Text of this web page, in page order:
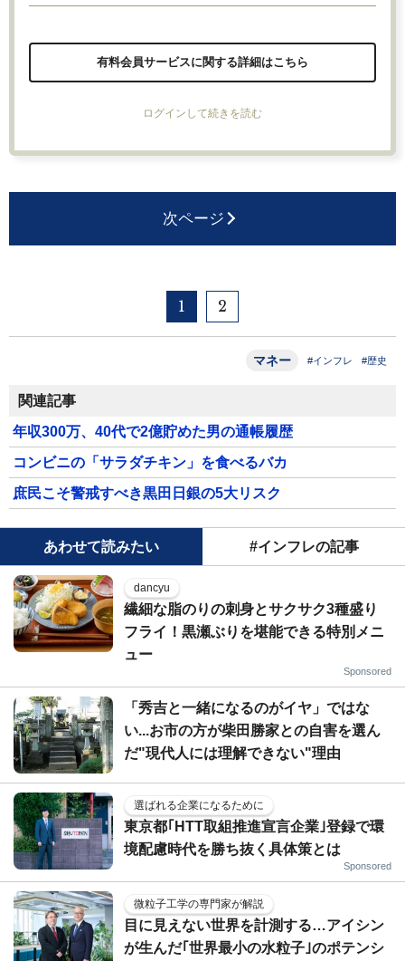
有料会員サービスに関する詳細はこちら
ログインして続きを読む
次ページ
1 2
マネー #インフレ #歴史
関連記事
年収300万、40代で2億貯めた男の通帳履歴
コンビニの「サラダチキン」を食べるバカ
庶民こそ警戒すべき黒田日銀の5大リスク
あわせて読みたい #インフレの記事
dancyu
繊細な脂のりの刺身とサクサク3種盛り
フライ！黒瀬ぶりを堪能できる特別メニ
ュー
Sponsored
「秀吉と一緒になるのがイヤ」ではな
い...お市の方が柴田勝家との自害を選ん
だ"現代人には理解できない"理由
選ばれる企業になるために
東京都｢HTT取組推進宣言企業｣登録で環
境配慮時代を勝ち抜く具体策とは
Sponsored
微粒子工学の専門家が解説
目に見えない世界を計測する…アイシン
が生んだ｢世界最小の水粒子｣のポテンシ